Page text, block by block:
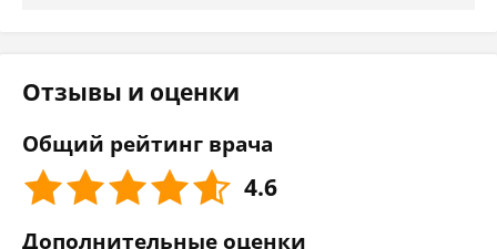
Отзывы и оценки
Общий рейтинг врача
4.6
Дополнительные оценки